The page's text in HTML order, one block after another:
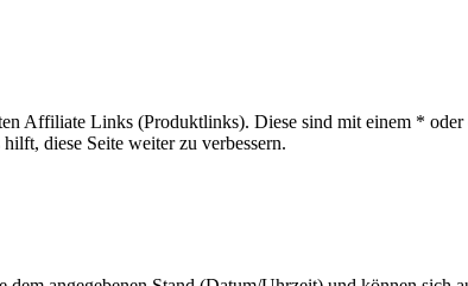
Affiliate Links (Produktlinks). Diese sind mit einem *
diese Seite weiter zu verbessern.